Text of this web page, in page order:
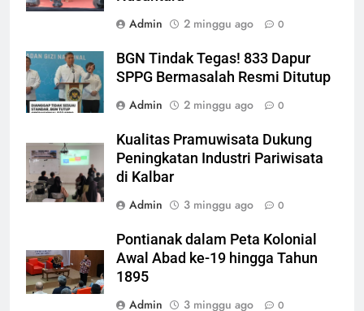
Admin
2 minggu ago 0
BGN Tindak Tegas! 833 Dapur
SPPG Bermasalah Resmi Ditutup
Admin
2 minggu ago 0
Kualitas Pramuwisata Dukung
Peningkatan Industri Pariwisata
di Kalbar
Admin
3 minggu ago 0
Pontianak dalam Peta Kolonial
Awal Abad ke-19 hingga Tahun
1895
Admin
3 minggu ago 0